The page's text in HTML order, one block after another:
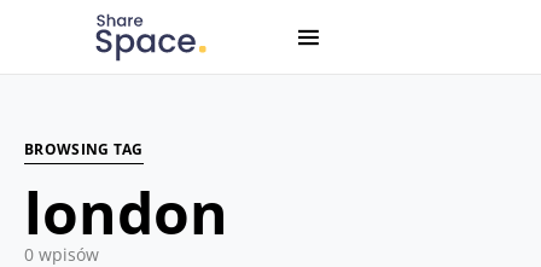
Search for:
When autocomplete results are available use up and
BROWSING TAG
london
0 wpisów